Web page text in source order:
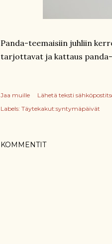
Panda-teemaisiin juhliin
tarjottavat ja kattaus
Jaa muille
Lähetä teksti
Labels: Täytekakut:syntymäpäivät
KOMMENTIT